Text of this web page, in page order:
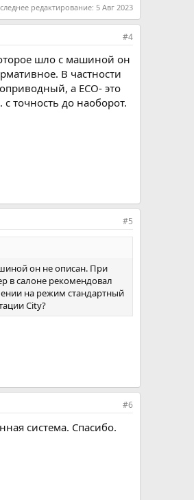
редактирование: 5 Авг 2023
#4
шло с машиной он
В частности
а ECO- это
точность до наоборот.
#5
он не описан. При
в салоне рекомендовал
на режим стандартный
City?
#6
система. Спасибо.